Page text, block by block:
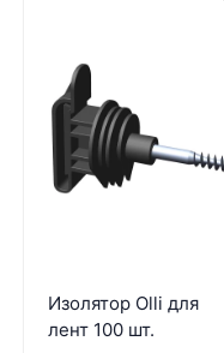
Изолятор Olli для
лент 100 шт.